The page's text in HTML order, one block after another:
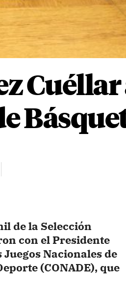
Cuéllar
de la Selección
con el Presidente
Nacionales de
(CONADE), que